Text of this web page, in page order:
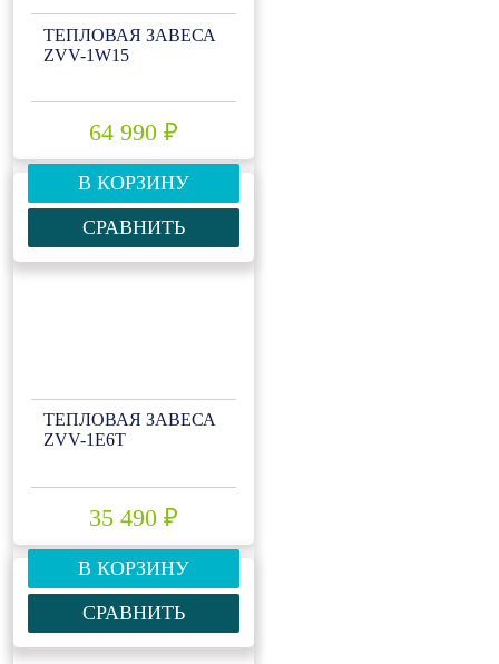
ТЕПЛОВАЯ ЗАВЕСА
ZVV-1W15
64 990 ₽
В КОРЗИНУ
СРАВНИТЬ
ТЕПЛОВАЯ ЗАВЕСА
ZVV-1Е6T
35 490 ₽
В КОРЗИНУ
СРАВНИТЬ